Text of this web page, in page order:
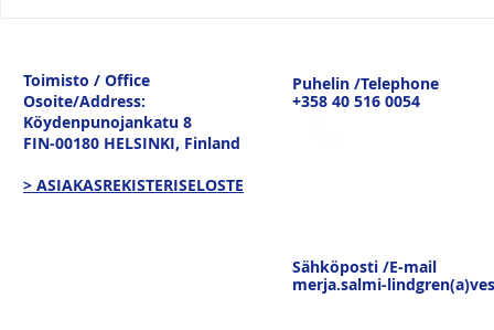
keskustelu
19.3.26
Toimisto / Office
Osoite/Address:
Köydenpunojankatu 8
FIN-00180 HELSINKI, Finland
> ASIAKASREKISTERISELOSTE
Puhelin /Telephone
+358 40 516 0054
Sähköposti /E-mail
merja.salmi-